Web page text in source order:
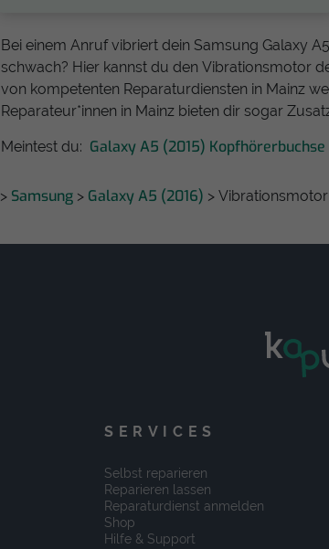
Bei einem Anruf vibriert dein Samsung Galaxy
schwach? Hier kannst du den Vibrationsmotor
von kompetenten Reparaturdiensten in Mainz
Reparateur*innen in Mainz bieten dir sogar
Meintest du: Galaxy A5 (2015) Kopfhörerbuchse
> Samsung > Galaxy A5 (2016) > Vibrationsmotor
SERVICES
Selbst reparieren
Reparieren lassen
Reparaturdienst anmelden
Shop
Hilfe & Support